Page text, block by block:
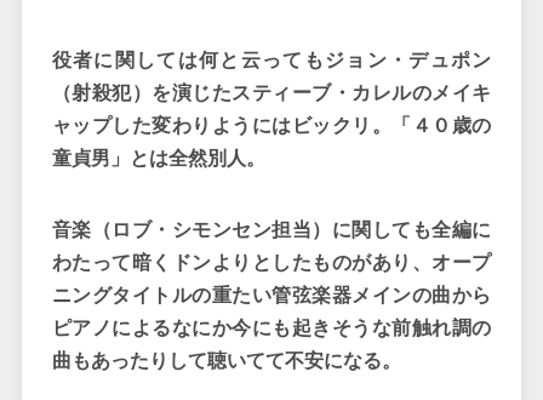
役者に関しては何と云ってもジョン・デュポン
（射殺犯）を演じたスティーブ・カレルのメイキ
ャップした変わりようにはビックリ。「４０歳の
童貞男」とは全然別人。
音楽（ロブ・シモンセン担当）に関しても全編に
わたって暗くドンよりとしたものがあり、オープ
ニングタイトルの重たい管弦楽器メインの曲から
ピアノによるなにか今にも起きそうな前触れ調の
曲もあったりして聴いてて不安になる。